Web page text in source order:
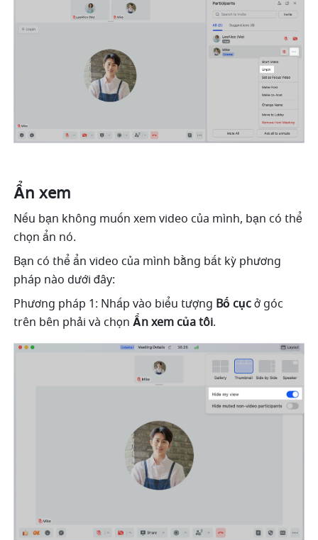
Ẩn xem
Nếu bạn không muốn xem video của mình, bạn có thể
chọn ẩn nó.
Bạn có thể ẩn video của mình bằng bất kỳ phương
pháp nào dưới đây:
Phương pháp 1: Nhấp vào biểu tượng Bố cục ở góc
trên bên phải và chọn Ẩn xem của tôi.